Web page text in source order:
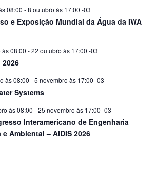
08:00 -8 outubro às 17:00 -03
e Exposição Mundial da Água da IWA
às 08:00 -22 outubro às 17:00 -03
2026
às 08:00 -5 novembro às 17:00 -03
Systems
às 08:00 -25 novembro às 17:00 -03
Interamericano de Engenharia
e Ambiental – AIDIS 2026